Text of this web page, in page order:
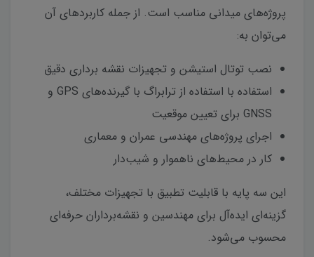
پروژه‌های میدانی مناسب است. از جمله کاربردهای آن
می‌توان به:
نصب توتال استیشن و تجهیزات نقشه برداری دقیق
استفاده با استفاده از ترابراگ با گیرنده‌های GPS و
GNSS برای تعیین موقعیت
اجرای پروژه‌های مهندسی عمران و معماری
کار در محیط‌های ناهموار و شیب‌دار
این سه پایه با قابلیت تطبیق با تجهیزات مختلف،
گزینه‌ای ایده‌آل برای مهندسین و نقشه‌برداران حرفه‌ای
محسوب می‌شود.